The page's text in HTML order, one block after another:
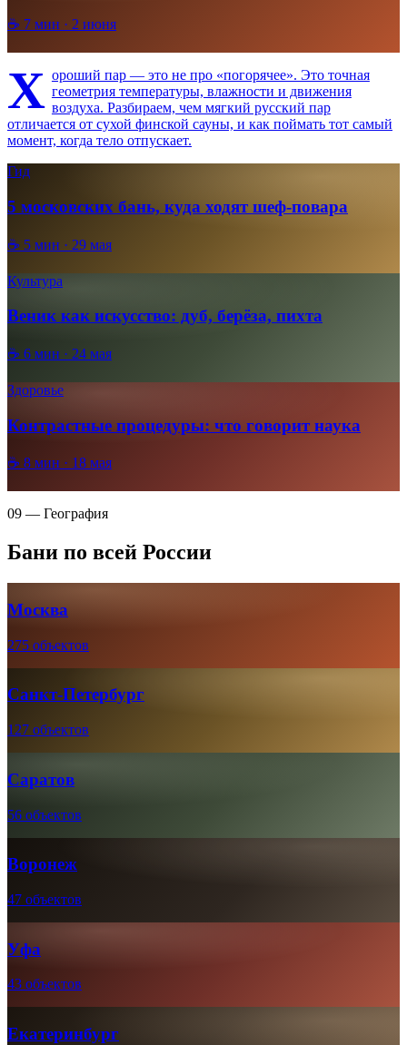
☕ 7 мин · 2 июня
Х ороший пар — это не про «погорячее». Это точная
геометрия температуры, влажности и движения
воздуха. Разбираем, чем мягкий русский пар
отличается от сухой финской сауны, и как поймать тот самый
момент, когда тело отпускает.
Гид
5 московских бань, куда ходят шеф-повара
☕ 5 мин · 29 мая
Культура
Веник как искусство: дуб, берёза, пихта
☕ 6 мин · 24 мая
Здоровье
Контрастные процедуры: что говорит наука
☕ 8 мин · 18 мая
09 — География
Бани по всей России
Москва
275 объектов
Санкт-Петербург
127 объектов
Саратов
56 объектов
Воронеж
47 объектов
Уфа
43 объектов
Екатеринбург